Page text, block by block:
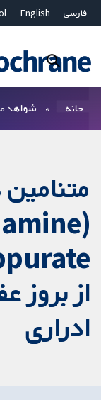
فارسی English
Bahasa Malaysia
خانه شواهد
از بروز
ادراری